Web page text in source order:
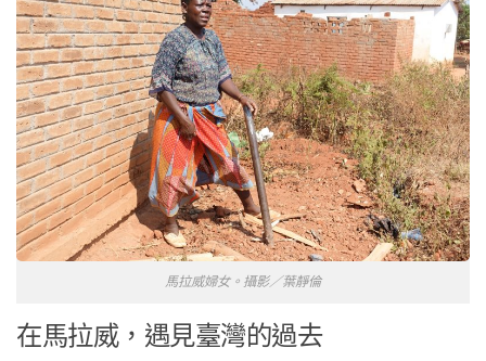
馬拉威婦女。攝影／葉靜倫
在馬拉威，遇見臺灣的過去